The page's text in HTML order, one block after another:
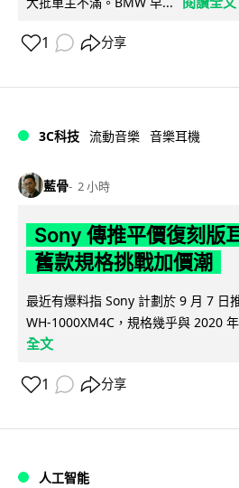
1 分享
3C科技 流動音樂 音樂耳機
藍骨 2 小時
Sony 傳推平價復刻
舊款規格挑戰加價潮
最近有爆料指 Sony 計劃於 9 月 7 日
WH-1000XM4C，規格幾乎與 2020
全文
1 分享
人工智能